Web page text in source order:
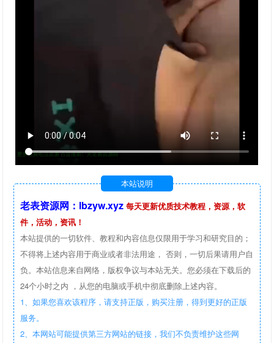
本站说明
老表资源网：lbzyw.xyz 每天更新优质技术教程，资源，软
件，活动，资讯！
本站提供的一切软件、教程和内容信息仅限用于学习和研究目的；
不得将上述内容用于商业或者非法用途， 否则，一切后果请用户自
负。本站信息来自网络，版权争议与本站无关。您必须在下载后的
24个小时之内 ，从您的电脑或手机中彻底删除上述内容。
1、如果您喜欢该程序，请支持正版，购买注册，得到更好的正版
服务。
2、本网站可能提供第三方网站的链接，我们不负责维护这些网